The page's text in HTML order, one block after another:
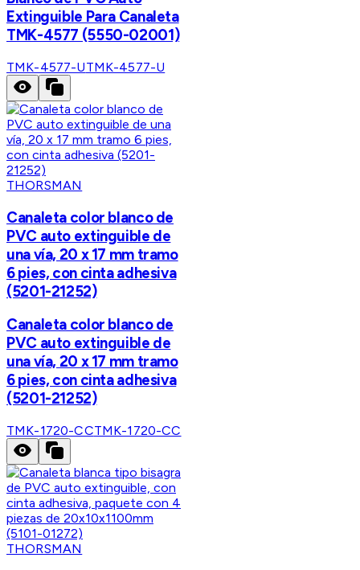
Extinguible Para Canaleta
TMK-4577 (5550-02001)
TMK-4577-UTMK-4577-U
THORSMAN
Canaleta color blanco de
PVC auto extinguible de
una vía, 20 x 17 mm tramo
6 pies, con cinta adhesiva
(5201-21252)
Canaleta color blanco de
PVC auto extinguible de
una vía, 20 x 17 mm tramo
6 pies, con cinta adhesiva
(5201-21252)
TMK-1720-CCTMK-1720-CC
THORSMAN